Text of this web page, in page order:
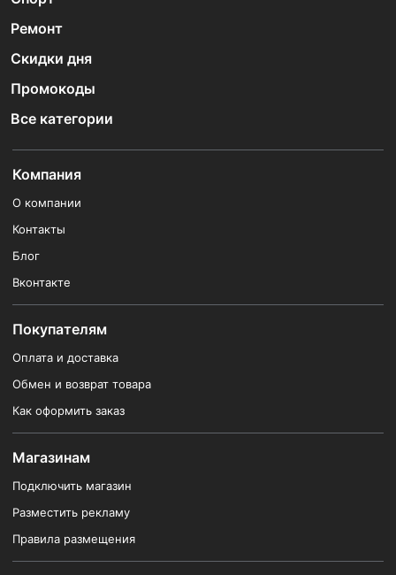
Ремонт
Скидки дня
Промокоды
Все категории
Компания
О компании
Контакты
Блог
Вконтакте
Покупателям
Оплата и доставка
Обмен и возврат товара
Как оформить заказ
Магазинам
Подключить магазин
Разместить рекламу
Правила размещения